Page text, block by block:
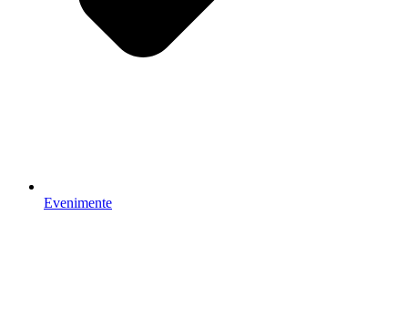
Evenimente